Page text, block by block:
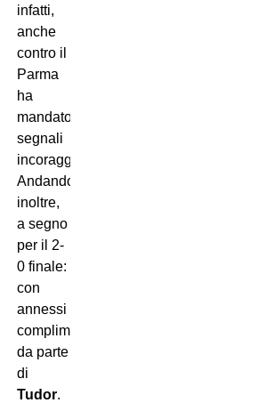
infatti,
anche
contro il
Parma
ha
mandato
segnali
incoraggianti.
Andando,
inoltre,
a segno
per il 2-
0 finale:
con
annessi
complimenti
da parte
di
Tudor.